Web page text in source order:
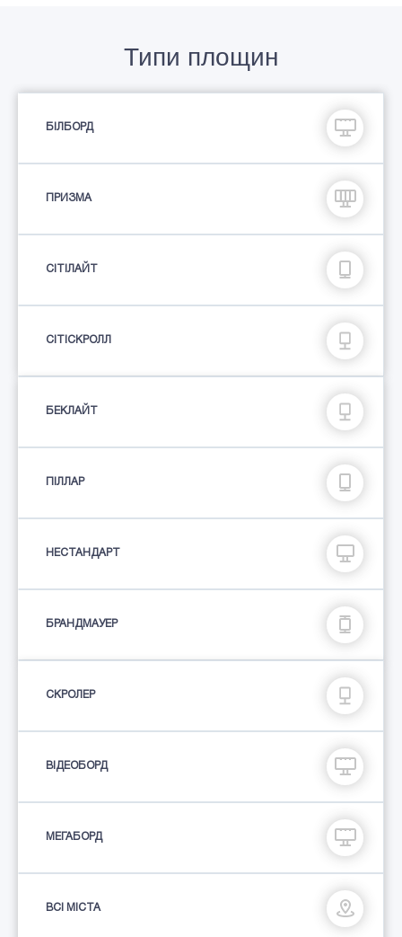
Типи площин
БІЛБОРД
ПРИЗМА
СIТIЛАЙТ
СІТІСКРОЛЛ
БЕКЛАЙТ
ПIЛЛАР
НЕСТАНДАРТ
БРАНДМАУЕР
СКРОЛЕР
ВІДЕОБОРД
МЕГАБОРД
ВСІ МІСТА